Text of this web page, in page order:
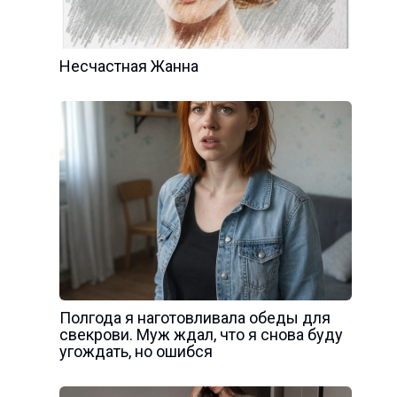
Несчастная Жанна
Полгода я наготовливала обеды для
свекрови. Муж ждал, что я снова буду
угождать, но ошибся